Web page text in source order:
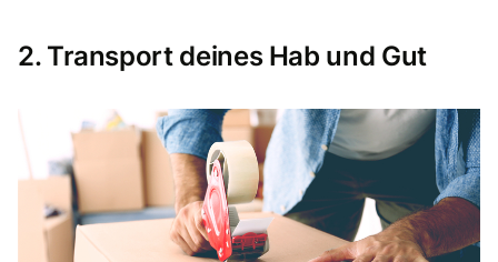
2. Transport deines Hab und Gut